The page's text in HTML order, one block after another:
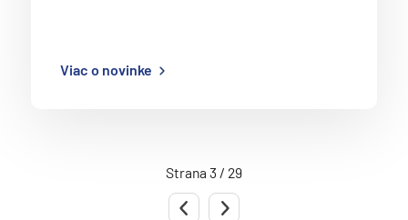
Viac o novinke
Strana 3 / 29
Predchádzajúca strana